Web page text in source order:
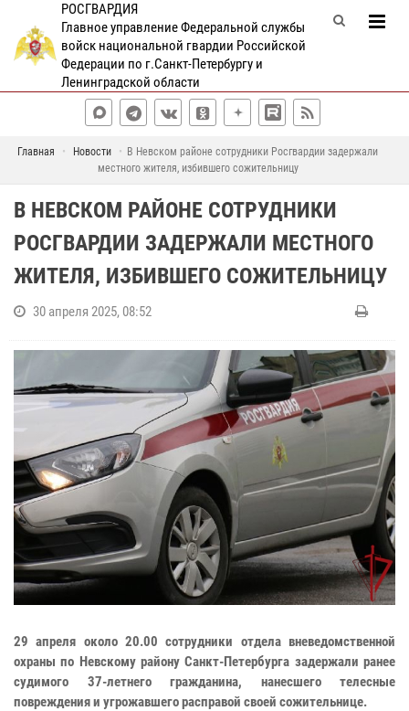
РОСГВАРДИЯ
Главное управление Федеральной службы
войск национальной гвардии Российской
Федерации по г.Санкт-Петербургу и
Ленинградской области
Главная Новости
В Невском районе сотрудники Росгвардии задержали
местного жителя, избившего сожительницу
В НЕВСКОМ РАЙОНЕ СОТРУДНИКИ
РОСГВАРДИИ ЗАДЕРЖАЛИ МЕСТНОГО
ЖИТЕЛЯ, ИЗБИВШЕГО СОЖИТЕЛЬНИЦУ
30 апреля 2025, 08:52
29 апреля около 20.00 сотрудники отдела вневедомственной
охраны по Невскому району Санкт-Петербурга задержали ранее
судимого 37-летнего гражданина, нанесшего телесные
повреждения и угрожавшего расправой своей сожительнице.